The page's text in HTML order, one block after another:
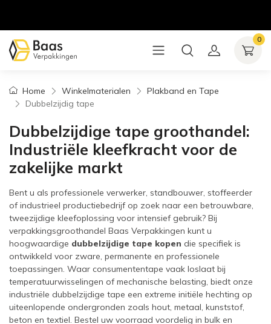
0
Home Winkelmaterialen
Plakband en Tape
Dubbelzijdig tape
Dubbelzijdige tape groothandel:
Industriële kleefkracht voor de
zakelijke markt
Bent u als professionele verwerker, standbouwer, stoffeerder
of industrieel productiebedrijf op zoek naar een betrouwbare,
tweezijdige kleefoplossing voor intensief gebruik? Bij
verpakkingsgroothandel Baas Verpakkingen kunt u
hoogwaardige dubbelzijdige tape kopen die specifiek is
ontwikkeld voor zware, permanente en professionele
toepassingen. Waar consumententape vaak loslaat bij
temperatuurwisselingen of mechanische belasting, biedt onze
industriële dubbelzijdige tape een extreme initiële hechting op
uiteenlopende ondergronden zoals hout, metaal, kunststof,
beton en textiel. Bestel uw voorraad voordelig in bulk en